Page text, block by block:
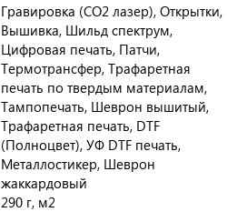
Гравировка (CO2 лазер), Открытки,
Вышивка, Шильд спектрум,
Цифровая печать, Патчи,
Термотрансфер, Трафаретная
печать по твердым материалам,
Тампопечать, Шеврон вышитый,
Трафаретная печать, DTF
(Полноцвет), УФ DTF печать,
Металлостикер, Шеврон
жаккардовый
290 г, м2